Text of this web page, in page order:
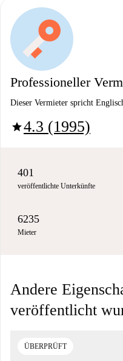
Professioneller
Dieser Vermieter spricht
star4.3 (1995)
401
veröffentlichte Unterkünfte
6235
Mieter
Andere
veröffentlicht
ÜBERPRÜFT